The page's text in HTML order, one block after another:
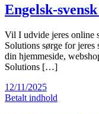
Engelsk-
Vil I udvide jeres online
Solutions sørge for
din hjemmeside,
Solutions […]
12/11/2025
Betalt indhold